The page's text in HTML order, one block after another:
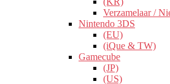
Verzamelaar /
Nintendo 3DS
(EU)
(iQue & TW)
Gamecube
(JP)
(US)